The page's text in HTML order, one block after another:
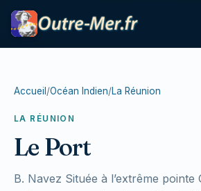
Accueil /Océan Indien/La Réunion
LA RÉUNION
Le Port
B. Navez Située à l’extrême pointe